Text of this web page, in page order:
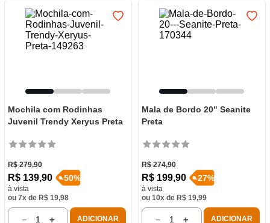
Mochila com Rodinhas
Juvenil Trendy Xeryus Preta
R$ 279,90
R$ 139,90
à vista
-50%
ou 7x de R$ 19,98
＋
－ ADICIONAR
Mala de Bordo 20" Seanite
Preta
R$ 274,90
R$ 199,90
à vista
-27%
ou 10x de R$ 19,99
＋
－ ADICIONAR